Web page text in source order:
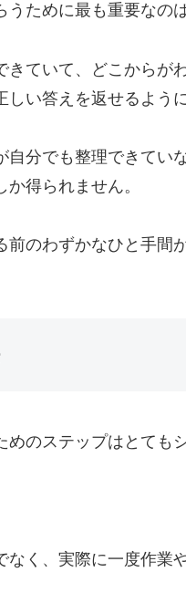
うために最も重要なの
きていて、どこからが
しい答えを返せるよう
自分でも整理できてい
得られません。
前のわずかなひと手間
めのステップはとても
なく、実際に一度作業